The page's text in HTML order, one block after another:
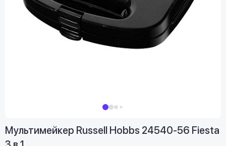
Мультимейкер Russell Hobbs 24540-56 Fiesta